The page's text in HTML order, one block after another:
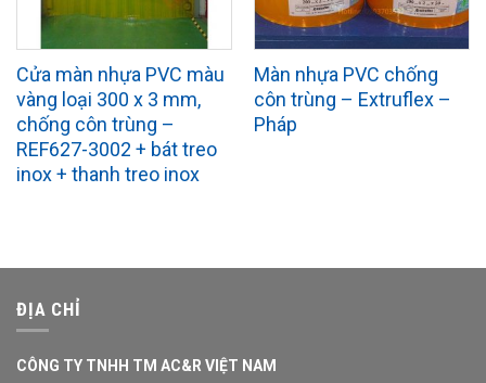
Cửa màn nhựa PVC màu
vàng loại 300 x 3 mm,
chống côn trùng –
REF627-3002 + bát treo
inox + thanh treo inox
Màn nhựa PVC chống
côn trùng – Extruflex –
Pháp
ĐỊA CHỈ
CÔNG TY TNHH TM AC&R VIỆT NAM